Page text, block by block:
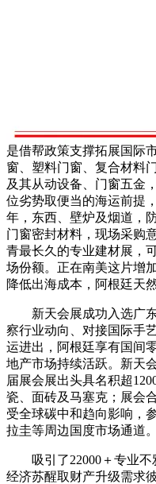
是借帮政策支撑拓展国际
窗、塑料门窗、复合材料
及其从动设备、门窗五金
位劣势取便当的海运前提
年，东西、壁炉及烟道，
门窗密封材料，现场采购
青最长久的专业建材展，
场份额。正在南美这片增
降低出海成本，阿根廷天
新天会展成功入选广东
察行业动向、对接国际手
运进出，阿根廷享有国间
地产市场持续活跃。新天
届展会展出头具名积超
瓷、面砖及马塞克；展会
受全球碳中和趋向影响，
拉圭等周边国度市场通道。
吸引了22000＋专业不
经济苏醒取财产升级需求